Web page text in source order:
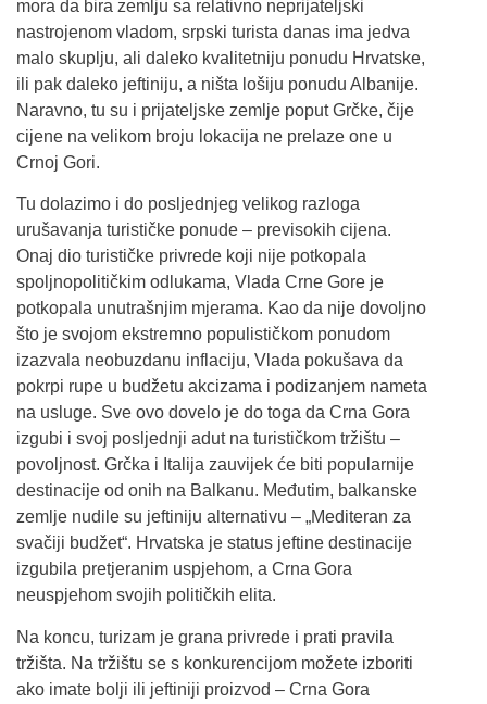
mora da bira zemlju sa relativno neprijateljski
nastrojenom vladom, srpski turista danas ima jedva
malo skuplju, ali daleko kvalitetniju ponudu Hrvatske,
ili pak daleko jeftiniju, a ništa lošiju ponudu Albanije.
Naravno, tu su i prijateljske zemlje poput Grčke, čije
cijene na velikom broju lokacija ne prelaze one u
Crnoj Gori.
Tu dolazimo i do posljednjeg velikog razloga
urušavanja turističke ponude – previsokih cijena.
Onaj dio turističke privrede koji nije potkopala
spoljnopolitičkim odlukama, Vlada Crne Gore je
potkopala unutrašnjim mjerama. Kao da nije dovoljno
što je svojom ekstremno populističkom ponudom
izazvala neobuzdanu inflaciju, Vlada pokušava da
pokrpi rupe u budžetu akcizama i podizanjem nameta
na usluge. Sve ovo dovelo je do toga da Crna Gora
izgubi i svoj posljednji adut na turističkom tržištu –
povoljnost. Grčka i Italija zauvijek će biti popularnije
destinacije od onih na Balkanu. Međutim, balkanske
zemlje nudile su jeftiniju alternativu – „Mediteran za
svačiji budžet“. Hrvatska je status jeftine destinacije
izgubila pretjeranim uspjehom, a Crna Gora
neuspjehom svojih političkih elita.
Na koncu, turizam je grana privrede i prati pravila
tržišta. Na tržištu se s konkurencijom možete izboriti
ako imate bolji ili jeftiniji proizvod – Crna Gora